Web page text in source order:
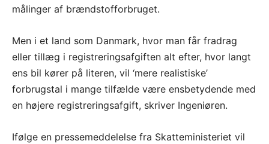
målinger af brændstofforbruget.
Men i et land som Danmark, hvor man får fradrag
eller tillæg i registreringsafgiften alt efter, hvor langt
ens bil kører på literen, vil ‘mere realistiske’
forbrugstal i mange tilfælde være ensbetydende med
en højere registreringsafgift, skriver Ingeniøren.
Ifølge en pressemeddelelse fra Skatteministeriet vil